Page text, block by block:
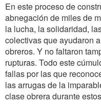
En este proceso de
abnegación de miles de
la lucha, la solidaridad,
colectivas que ayudaron
obreros. Y no faltaron
rupturas. Todo este
fallas por las que
las arrugas de la
clase obrera durante